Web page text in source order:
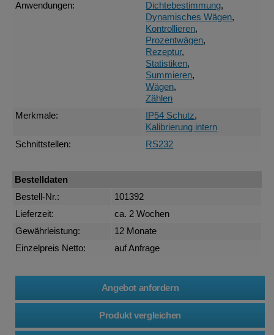
Anwendungen:
Dichtebestimmung,
Dynamisches Wägen,
Kontrollieren,
Prozentwägen,
Rezeptur,
Statistiken,
Summieren,
Wägen,
Zählen
Merkmale:
IP54 Schutz,
Kalibrierung intern
Schnittstellen:
RS232
Bestelldaten
Bestell-Nr.:
101392
Lieferzeit:
ca. 2 Wochen
Gewährleistung:
12 Monate
Einzelpreis Netto:
auf Anfrage